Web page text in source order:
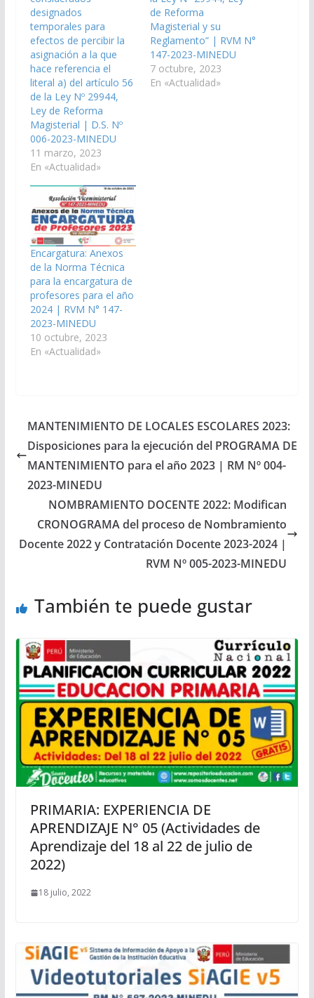
designados
temporales para
efectos de percibir la
asignación a la que
hace referencia el
literal a) del artículo 56
de la Ley Nº 29944,
Ley de Reforma
Magisterial | D.S. Nº
006-2023-MINEDU
11 marzo, 2023
En «Actualidad»
de Reforma
Magisterial y su
Reglamento” | RVM N°
147-2023-MINEDU
7 octubre, 2023
En «Actualidad»
Encargatura: Anexos
de la Norma Técnica
para la encargatura de
profesores para el año
2024 | RVM N° 147-
2023-MINEDU
10 octubre, 2023
En «Actualidad»
MANTENIMIENTO DE LOCALES ESCOLARES 2023:
Disposiciones para la ejecución del PROGRAMA DE
MANTENIMIENTO para el año 2023 | RM Nº 004-
2023-MINEDU
NOMBRAMIENTO DOCENTE 2022: Modifican
CRONOGRAMA del proceso de Nombramiento
Docente 2022 y Contratación Docente 2023-2024 |
RVM Nº 005-2023-MINEDU
También te puede gustar
PRIMARIA: EXPERIENCIA DE
APRENDIZAJE N° 05 (Actividades de
Aprendizaje del 18 al 22 de julio de
2022)
18 julio, 2022